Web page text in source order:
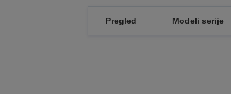
Pregled Modeli serije